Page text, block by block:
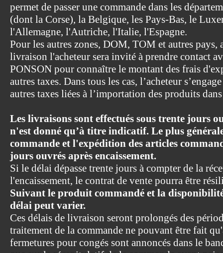
permet de passer une commande dans les
(dont la Corse), la Belgique, les Pays-Bas, le
l'Allemagne, l'Autriche, l'Italie, l'Espagne.
Pour les autres zones, DOM, TOM et autres pays,
livraison l'acheteur sera invité à prendre contact
PONSON pour connaître le montant des frais
autres taxes. Dans tous les cas, l’acheteur
autres taxes liées à l’importation des produits
Les livraisons sont effectués sous trente jours
n'est donné qu’à titre indicatif. Le plus
commande et l'expédition des articles
jours ouvrés après encaissement.
Si le délai dépasse trente jours à compter de la
l'encaissement, le contrat de vente pourra être
Suivant le produit commandé et la disponibilité
délai peut varier.
Ces délais de livraison seront prolongés des
traitement de la commande ne pouvant être fait
fermetures pour congés sont annoncés dans le